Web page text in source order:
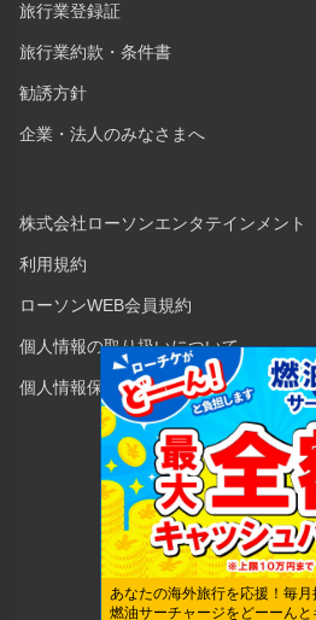
旅行業登録証
旅行業約款・条件書
勧誘方針
企業・法人のみなさまへ
株式会社ローソンエンタテインメント
利用規約
ローソンWEB会員規約
個人情報の取り扱いについて
個人情報保護方針
Copyright © 1998 Lawson
あなたの海外旅行を応援！毎
燃油サーチャージをどーーんと